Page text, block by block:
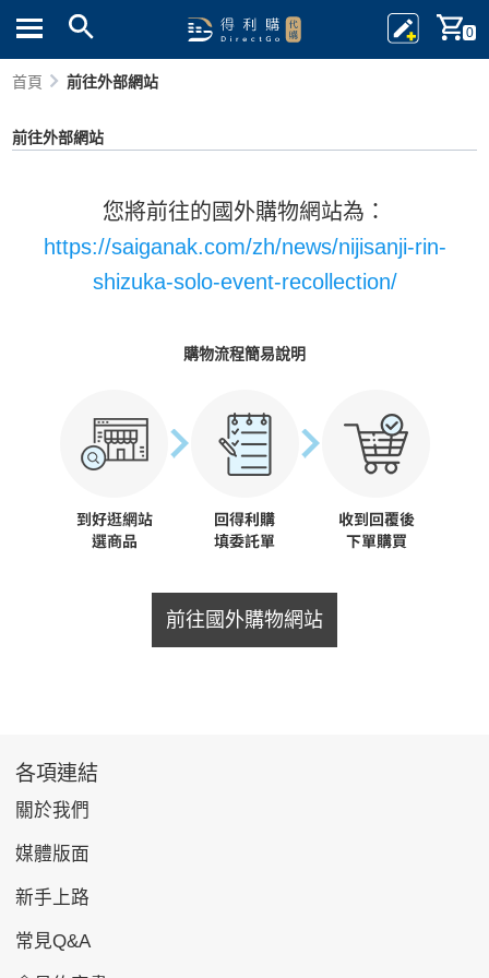
0
首頁 前往外部網站
前往外部網站
您將前往的國外購物網站為：
https://saiganak.com/zh/news/nijisanji-rin-
shizuka-solo-event-recollection/
購物流程簡易說明
前往國外購物網站
各項連結
關於我們
媒體版面
新手上路
常見Q&A